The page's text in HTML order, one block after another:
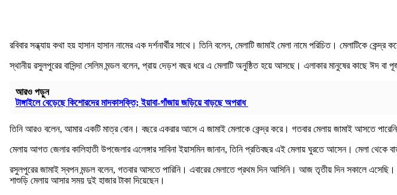
রবিবার সন্ধ্যায় কথা হয় হাসান হাসান নামের এক দর্শনার্থীর সাথে। তিনি বলেন, মেলাটি জামাই মেলা নামে পরিচিত। মেলাটিকে
স্থানীয় রসুলপুরের বাসিন্দা সেলিম মন্ডল বলেন, প্রায় দেড়শ বছর ধরে এ মেলাটি অনুষ্ঠিত হয়ে আসছে। এলাকার মানুষের কাছে ঈদ
আরও পড়ুন
টাঙ্গাইলে বেড়েছে কিশোরদের মাদকাসক্তি; ইয়াবা-গাঁজায় জড়িয়ে বাড়ছে অপরাধ
তিনি আরও বলেন, আমার একটি মাত্র বোন। বছরে একরার আসে এ জামাই মেলাকে কেন্দ্র করে। গতবার মেলায় জামাই আসতে
মেলায় আগত জেলার কালিহাতী উপজেলার এলেঙ্গার সাবিনা ইয়াসমিন জানান, তিনি প্রতিবছর এই মেলায় ঘুরতে আসেন। মেলা থেকে
রসুলপুরের জামাই স্বপন মন্ডল বলেন, গতবার আসতে পারিনি। এবারের মেলাতে প্রথম দিন আসিনি। আজ তৃতীয় দিন সকালে এসেছি।
শাশুড়ি মেলায় আসার সময় দুই হাজার টাকা দিয়েছেন।